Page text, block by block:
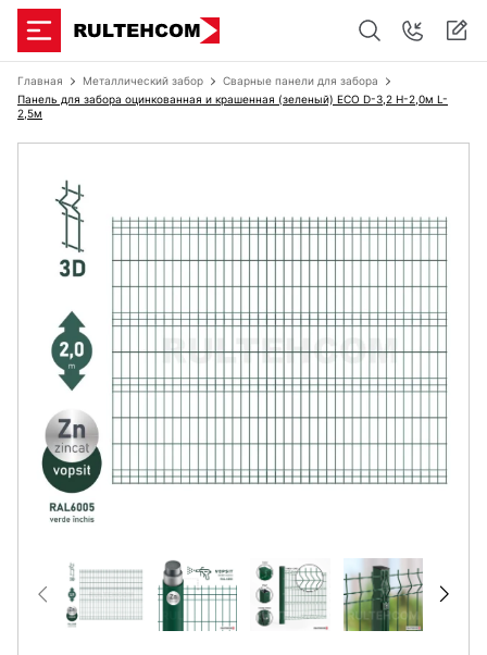
Главная Металлический забор
Сварные панели для забора
Панель для забора оцинкованная и крашенная (зеленый) ECO D-3,2 H-2,0м L-
2,5м